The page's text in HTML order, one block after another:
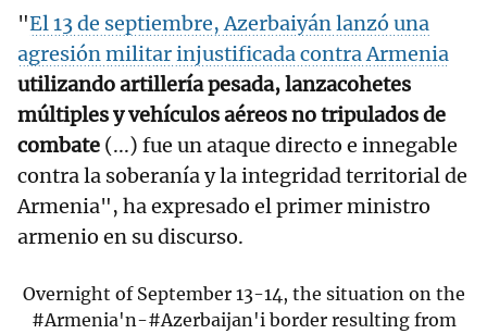
"El 13 de septiembre, Azerbaiyán lanzó una
agresión militar injustificada contra Armenia
utilizando artillería pesada, lanzacohetes
múltiples y vehículos aéreos no tripulados de
combate (...) fue un ataque directo e innegable
contra la soberanía y la integridad territorial de
Armenia", ha expresado el primer ministro
armenio en su discurso.
Overnight of September 13-14, the situation on the
#Armenia'n-#Azerbaijan'i border resulting from